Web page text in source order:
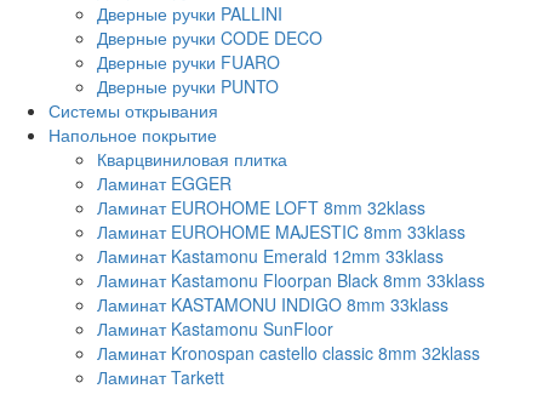
Дверные ручки PALLINI
Дверные ручки CODE DECO
Дверные ручки FUARO
Дверные ручки PUNTO
Системы открывания
Напольное покрытие
Кварцвиниловая плитка
Ламинат EGGER
Ламинат EUROHOME LOFT 8mm 32klass
Ламинат EUROHOME MAJESTIC 8mm 33klass
Ламинат Kastamonu Emerald 12mm 33klass
Ламинат Kastamonu Floorpan Black 8mm 33klass
Ламинат KASTAMONU INDIGO 8mm 33klass
Ламинат Kastamonu SunFloor
Ламинат Kronospan castello classic 8mm 32klass
Ламинат Tarkett